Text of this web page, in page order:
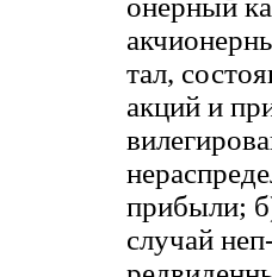
тал,
акций и
прибыли;
случай